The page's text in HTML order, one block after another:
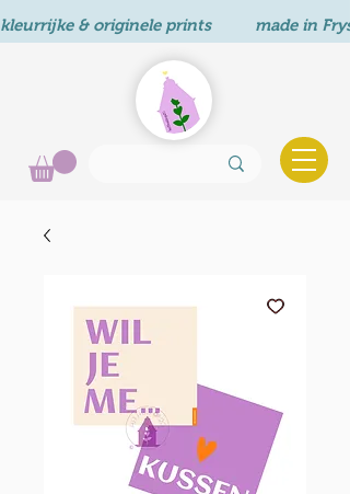
kleurrijke & originele prints          made in